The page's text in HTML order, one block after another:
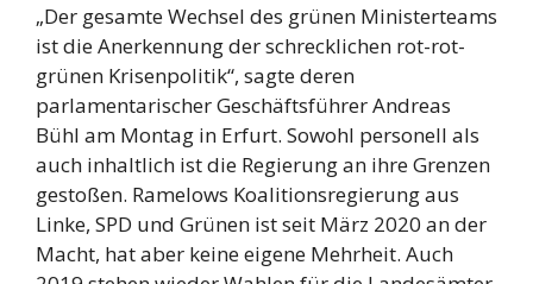
„Der gesamte Wechsel des grünen Ministerteams
ist die Anerkennung der schrecklichen rot-rot-
grünen Krisenpolitik“, sagte deren
parlamentarischer Geschäftsführer Andreas
Bühl am Montag in Erfurt. Sowohl personell als
auch inhaltlich ist die Regierung an ihre Grenzen
gestoßen. Ramelows Koalitionsregierung aus
Linke, SPD und Grünen ist seit März 2020 an der
Macht, hat aber keine eigene Mehrheit. Auch